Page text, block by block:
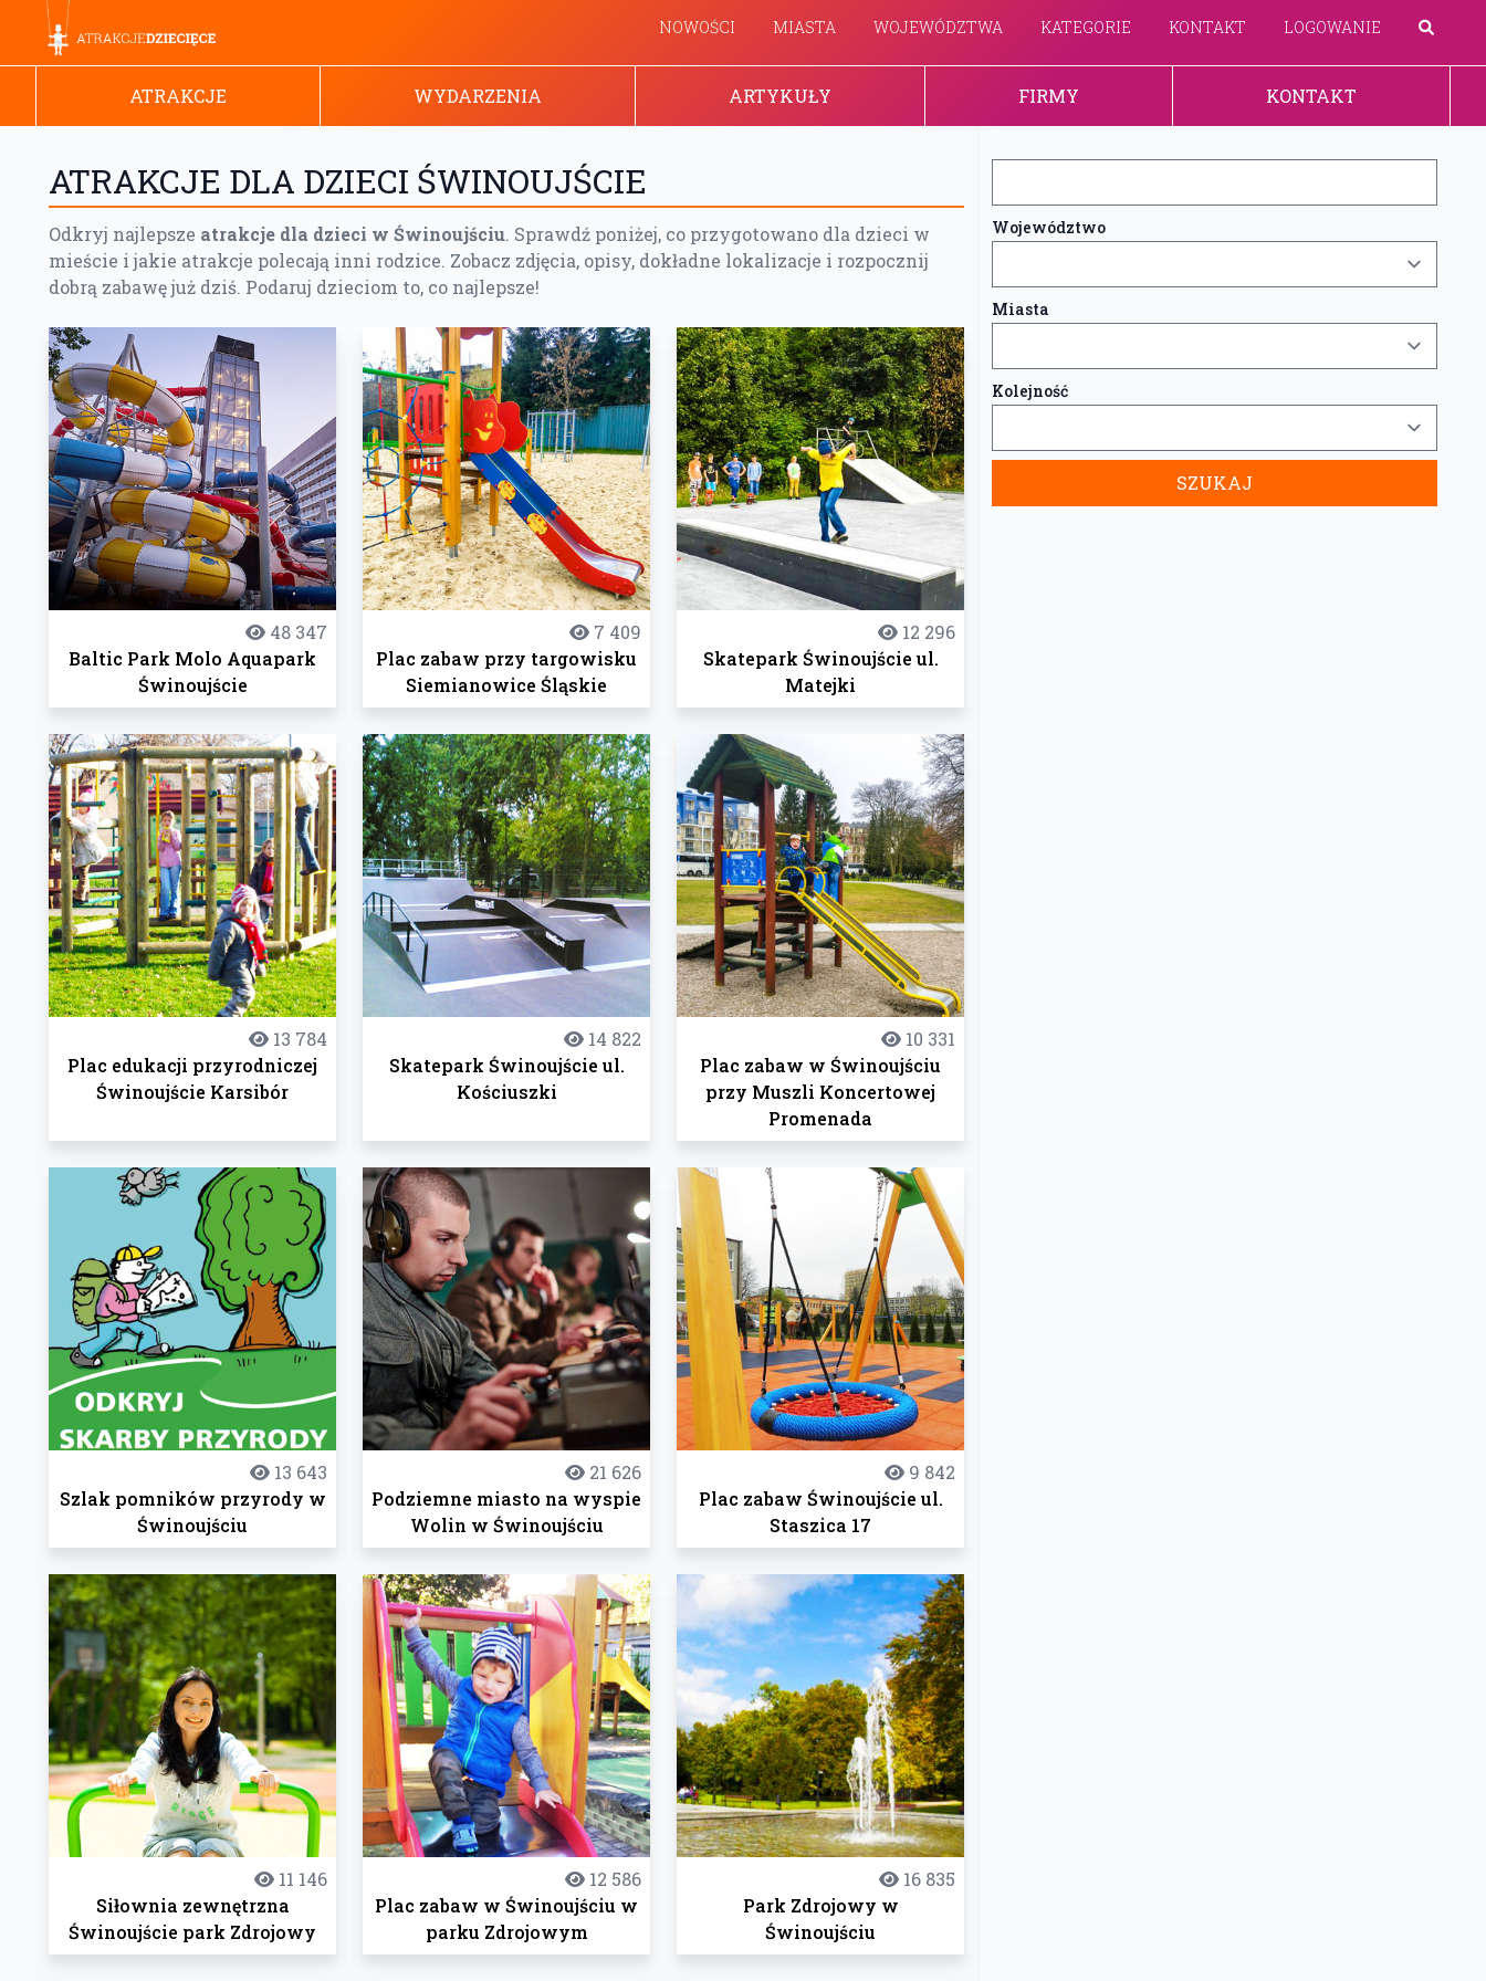
NOWOŚCI MIASTA WOJEWÓDZTWA KATEGORIE KONTAKT LOGOWANIE
ATRAKCJE WYDARZENIA ARTYKUŁY FIRMY KONTAKT
ATRAKCJE DLA DZIECI ŚWINOUJŚCIE
Odkryj najlepsze atrakcje dla dzieci w Świnoujściu. Sprawdź poniżej, co przygotowano dla dzieci w
mieście i jakie atrakcje polecają inni rodzice. Zobacz zdjęcia, opisy, dokładne lokalizacje i rozpocznij
dobrą zabawę już dziś. Podaruj dzieciom to, co najlepsze!
48 347
Baltic Park Molo Aquapark
Świnoujście
7 409
Plac zabaw przy targowisku
Siemianowice Śląskie
12 296
Skatepark Świnoujście ul.
Matejki
13 784
Plac edukacji przyrodniczej
Świnoujście Karsibór
14 822
Skatepark Świnoujście ul.
Kościuszki
10 331
Plac zabaw w Świnoujściu
przy Muszli Koncertowej
Promenada
13 643
Szlak pomników przyrody w
Świnoujściu
21 626
Podziemne miasto na wyspie
Wolin w Świnoujściu
9 842
Plac zabaw Świnoujście ul.
Staszica 17
11 146
Siłownia zewnętrzna
Świnoujście park Zdrojowy
12 586
Plac zabaw w Świnoujściu w
parku Zdrojowym
16 835
Park Zdrojowy w
Świnoujściu
Województwo
Miasta
Kolejność